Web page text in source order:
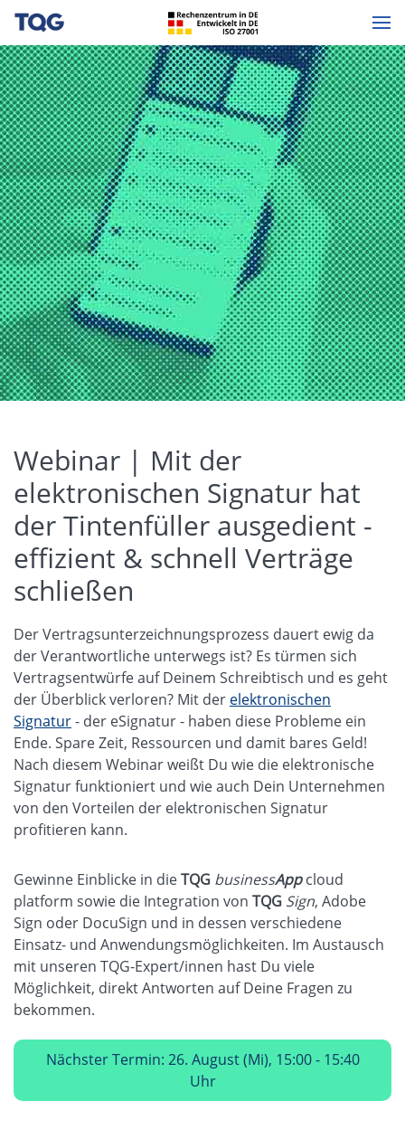
Webinar | Mit der
elektronischen Signatur hat
der Tintenfüller ausgedient -
effizient & schnell Verträge
schließen
Der Vertragsunterzeichnungsprozess dauert ewig da
der Verantwortliche unterwegs ist? Es türmen sich
Vertragsentwürfe auf Deinem Schreibtisch und es geht
der Überblick verloren? Mit der elektronischen
Signatur- der eSignatur - haben diese Probleme ein
Ende. Spare Zeit, Ressourcen und damit bares Geld!
Nach diesem Webinar weißt Du wie die elektronische
Signatur funktioniert und wie auch Dein Unternehmen
von den Vorteilen der elektronischen Signatur
profitieren kann.
Gewinne Einblicke in dieTQG businessAppcloud
platform sowie die Integration von TQG Sign, Adobe
Sign oder DocuSign und in dessen verschiedene
Einsatz- und Anwendungsmöglichkeiten. Im Austausch
mit unseren TQG-Expert/innen hast Du viele
Möglichkeit, direkt Antworten auf Deine Fragen zu
bekommen.
Nächster Termin: 26. August (Mi), 15:00 - 15:40
Uhr